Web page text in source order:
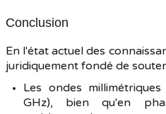
Conclusion
En l'état actuel des
juridiquement fondé de
Les ondes
GHz), bien qu'en